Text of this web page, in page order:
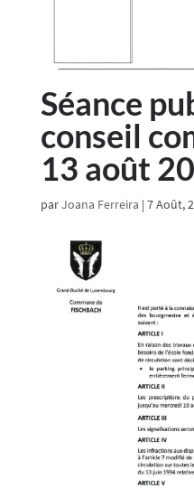
Séance
conseil
13 août
parJoana Ferreira | 7 Août,